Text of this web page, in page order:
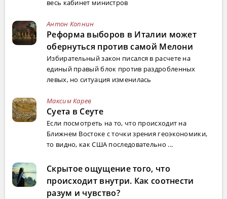
весь кабинет министров
Антон Копнин
Реформа выборов в Италии может
обернуться против самой Мелони
Избирательный закон писался в расчете на
единый правый блок против раздробленных
левых, но ситуация изменилась
Максим Карев
Суета в Сеуте
Если посмотреть на то, что происходит на
Ближнем Востоке с точки зрения геоэкономики,
то видно, как США последовательно ...
Скрытое ощущение того, что
происходит внутри. Как соотнести
разум и чувство?